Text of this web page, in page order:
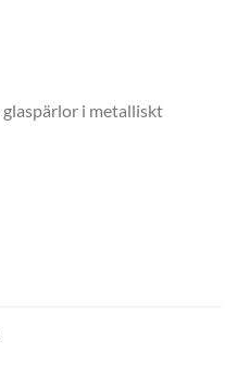
glaspärlor i metalliskt